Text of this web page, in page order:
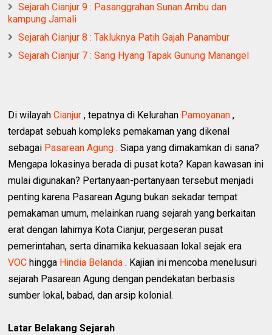
Sejarah Cianjur 9 : Pasanggrahan Sunan Ambu dan
kampung Jamali
Sejarah Cianjur 8 : Takluknya Patih Gajah Panambur
Sejarah Cianjur 7 : Sang Hyang Tapak Gunung Manangel
Di wilayahCianjur , tepatnya di Kelurahan Pamoyanan ,
terdapat sebuah kompleks pemakaman yang dikenal
sebagai Pasarean Agung . Siapa yang dimakamkan di sana?
Mengapa lokasinya berada di pusat kota? Kapan kawasan ini
mulai digunakan? Pertanyaan-pertanyaan tersebut menjadi
penting karena Pasarean Agung bukan sekadar tempat
pemakaman umum, melainkan ruang sejarah yang berkaitan
erat dengan lahirnya Kota Cianjur, pergeseran pusat
pemerintahan, serta dinamika kekuasaan lokal sejak era
VOC hingga Hindia Belanda . Kajian ini mencoba menelusuri
sejarah Pasarean Agung dengan pendekatan berbasis
sumber lokal, babad, dan arsip kolonial.
Latar Belakang Sejarah